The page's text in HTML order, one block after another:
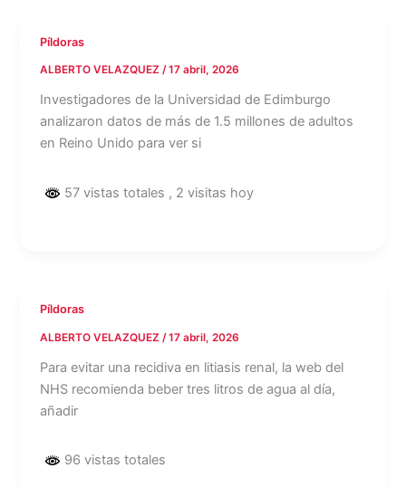
Píldoras
ALBERTO VELAZQUEZ/17 abril, 2026
Investigadores de la Universidad de Edimburgo
analizaron datos de más de 1.5 millones de adultos
en Reino Unido para ver si
57 vistas totales , 2 visitas hoy
Píldoras
ALBERTO VELAZQUEZ /17 abril, 2026
Para evitar una recidiva en litiasis renal, la web del
NHS recomienda beber tres litros de agua al día,
añadir
96 vistas totales